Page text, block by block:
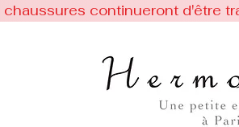
continueront d'être